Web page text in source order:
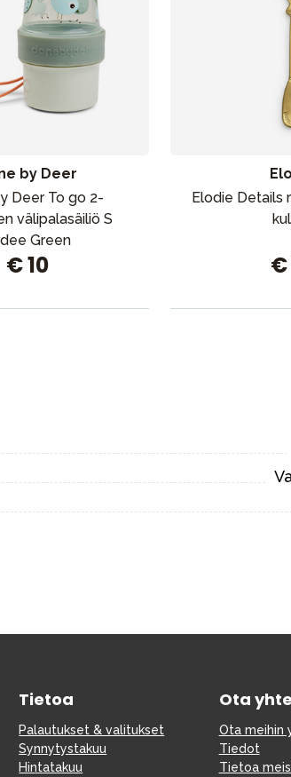
by Deer
Deer To go 2-
välipalasäiliö S
Green
€ 10
Elodie Details
€
Tietoa
Palautukset & valitukset
Synnytystakuu
Hintatakuu
Ota
Ota meihin
Tiedot
Tietoa